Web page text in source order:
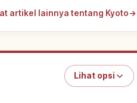
artikel lainnya tentang Kyoto→
Lihat opsi